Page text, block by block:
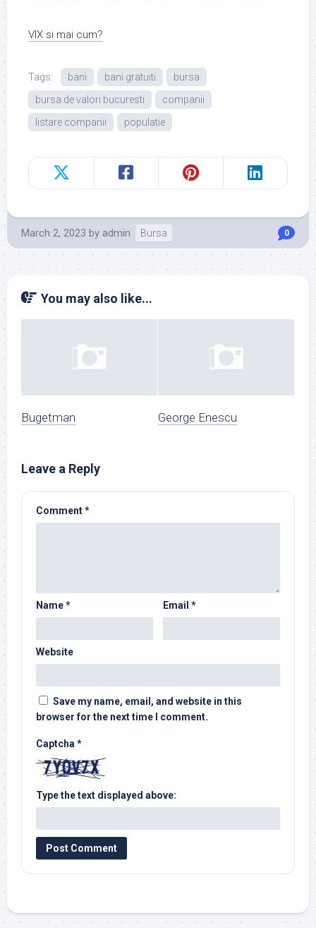
VIX si mai cum?
Tags: bani bani gratuiti
bursa
bursa de valori bucuresti
companii
listare companii
populatie
March 2, 2023 by admin Bursa 0
You may also like...
Bugetman George Enescu
Leave a Reply
Comment*
Name* Email *
Website
Save my name, email, and website in this
browser for the next time I comment.
Captcha *
Type the text displayed above: